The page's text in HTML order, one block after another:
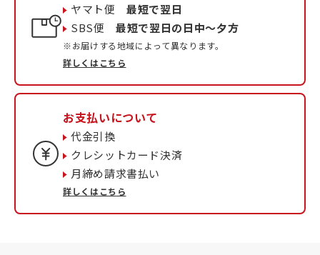
ヤマト便最短で翌日
SBS便最短で翌日の日中〜夕方
※お届けする地域によって異なります。
詳しくはこちら
お支払いについて
代金引換
クレシットカード決済
月締め請求書払い
詳しくはこちら